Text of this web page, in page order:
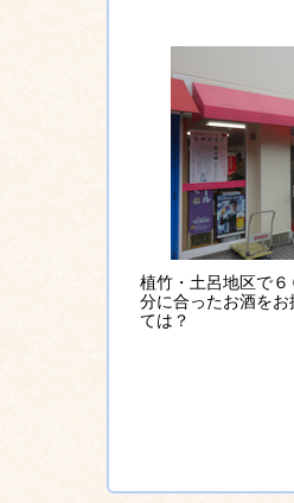
植竹・土呂地区で
分に合ったお酒を
ては？